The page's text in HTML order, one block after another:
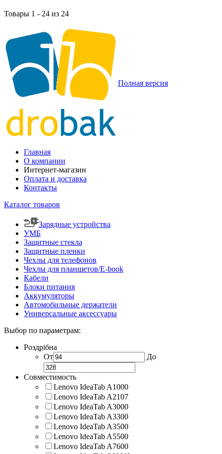
Товары 1 - 24 из 24
Полная версия
Главная
О компании
Интернет-магазин
Оплата и доставка
Контакты
Каталог товаров
Зарядные устройства
УМБ
Защитные стекла
Защитные пленки
Чехлы для телефонов
Чехлы для планшетов/E-book
Кабели
Блоки питания
Аккумуляторы
Автомобильные держатели
Универсальные аксессуары
Выбор по параметрам:
Роздрібна
От
До
Совместимость
Lenovo IdeaTab A1000
Lenovo IdeaTab A2107
Lenovo IdeaTab A3000
Lenovo IdeaTab A3300
Lenovo IdeaTab A3500
Lenovo IdeaTab A5500
Lenovo IdeaTab A7600